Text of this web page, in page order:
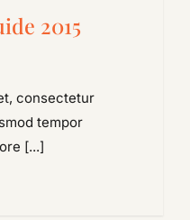
2015
consectetur
tempor
[...]